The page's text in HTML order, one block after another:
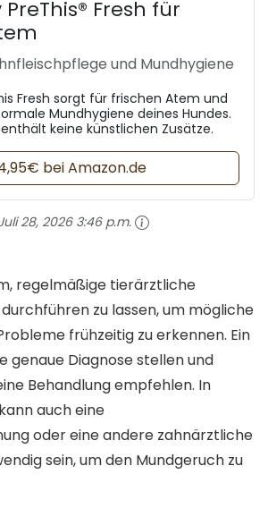
PreThis® Fresh für
und Mundhygiene
Fresh sorgt für frischen Atem und
Mundhygiene deines Hundes.
keine künstlichen Zusätze.
bei Amazon.de
28, 2026 3:46 p.m.
regelmäßige tierärztliche
zu lassen, um mögliche
frühzeitig zu erkennen. Ein
genaue Diagnose stellen und
Behandlung empfehlen. In
auch eine
oder eine andere zahnärztliche
sein, um den Mundgeruch zu